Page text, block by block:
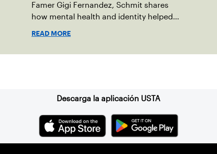
Famer Gigi Fernandez, Schmit shares
how mental health and identity helped
READ MORE
Descarga la aplicación USTA